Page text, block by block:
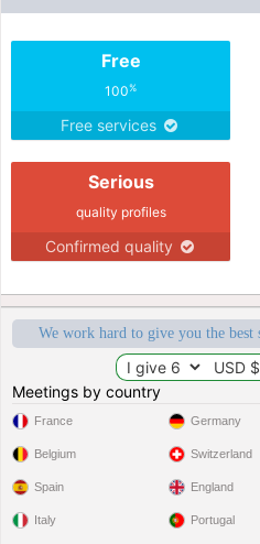
Free
100%
Free services
Serious
quality profiles
Confirmed quality
We work hard to give you the best
Meetings by country
France
Belgium
Spain
Italy
Germany
Switzerland
England
Portugal